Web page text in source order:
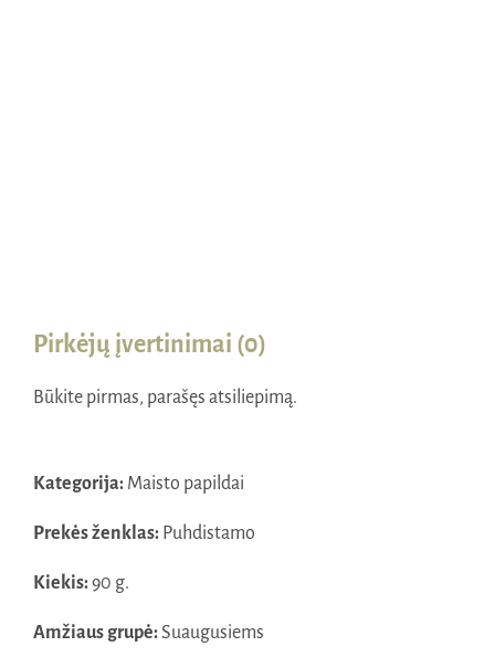
Pirkėjų įvertinimai (0)
Būkite pirmas, parašęs atsiliepimą.
Kategorija:Maisto papildai
Prekės ženklas:Puhdistamo
Kiekis:90 g.
Amžiaus grupė:Suaugusiems